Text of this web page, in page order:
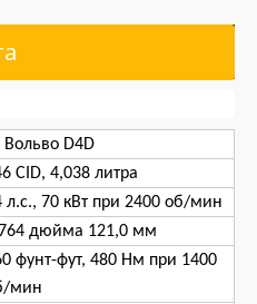
Вольво D4D
CID, 4,038 литра
л.с., 70 кВт при 2400 об/мин
дюйма 121,0 мм
фунт-фут, 480 Нм при 1400
мин